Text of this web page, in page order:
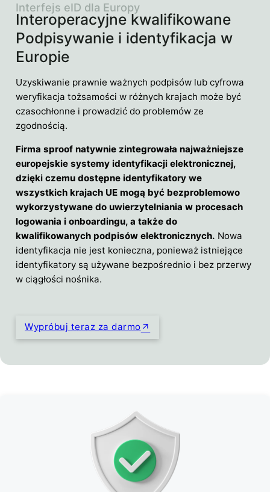
Interoperacyjne kwalifikowane
Podpisywanie i identyfikacja w
Europie
Interfejs eID dla Europy
Uzyskiwanie prawnie ważnych podpisów lub cyfrowa
weryfikacja tożsamości w różnych krajach może być
czasochłonne i prowadzić do problemów ze
zgodnością.
Firma sproof natywnie zintegrowała najważniejsze
europejskie systemy identyfikacji elektronicznej,
dzięki czemu dostępne identyfikatory we
wszystkich krajach UE mogą być bezproblemowo
wykorzystywane do uwierzytelniania w procesach
logowania i onboardingu, a także do
kwalifikowanych podpisów elektronicznych. Nowa
identyfikacja nie jest konieczna, ponieważ istniejące
identyfikatory są używane bezpośrednio i bez przerwy
w ciągłości nośnika.
Wypróbuj teraz za darmo